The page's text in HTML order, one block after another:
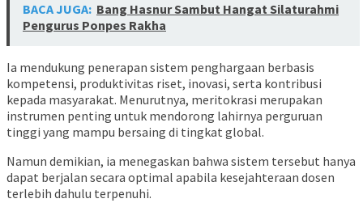
BACA JUGA: Bang Hasnur Sambut Hangat Silaturahmi
Pengurus Ponpes Rakha
Ia mendukung penerapan sistem penghargaan berbasis
kompetensi, produktivitas riset, inovasi, serta kontribusi
kepada masyarakat. Menurutnya, meritokrasi merupakan
instrumen penting untuk mendorong lahirnya perguruan
tinggi yang mampu bersaing di tingkat global.
Namun demikian, ia menegaskan bahwa sistem tersebut hanya
dapat berjalan secara optimal apabila kesejahteraan dosen
terlebih dahulu terpenuhi.